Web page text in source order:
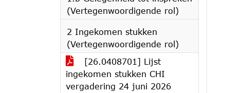
(Vertegenwoordigende rol)
2 Ingekomen stukken
(Vertegenwoordigende rol)
[26.0408701] Lijst
ingekomen stukken CHI
vergadering 24 juni 2026